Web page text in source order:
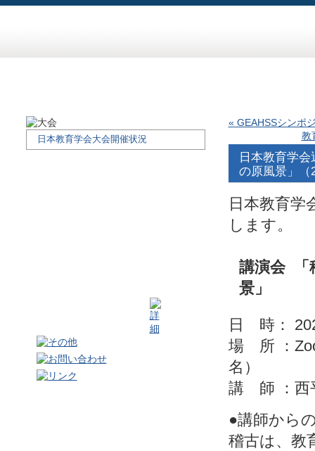
日本教育学会大会開催状況
« GEAHSSシンポ
教
日本教育学
の原風景」（
日本教育学
します。
講演会 「
景」
日 時：
場 所 ：
名）
講 師 ：西
●講師から
稽古は、教